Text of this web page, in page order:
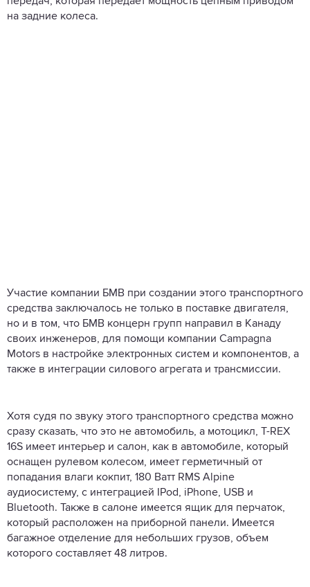
на задние колеса.
Участие компании БМВ при создании этого транспортного
средства заключалось не только в поставке двигателя,
но и в том, что БМВ концерн групп направил в Канаду
своих инженеров, для помощи компании Campagna
Motors в настройке электронных систем и компонентов, а
также в интеграции силового агрегата и трансмиссии.
Хотя судя по звуку этого транспортного средства можно
сразу сказать, что это не автомобиль, а мотоцикл, T-REX
16S имеет интерьер и салон, как в автомобиле, который
оснащен рулевом колесом, имеет герметичный от
попадания влаги кокпит, 180 Ватт RMS Alpine
аудиосистему, с интеграцией IPod, iPhone, USB и
Bluetooth. Также в салоне имеется ящик для перчаток,
который расположен на приборной панели. Имеется
багажное отделение для небольших грузов, объем
которого составляет 48 литров.